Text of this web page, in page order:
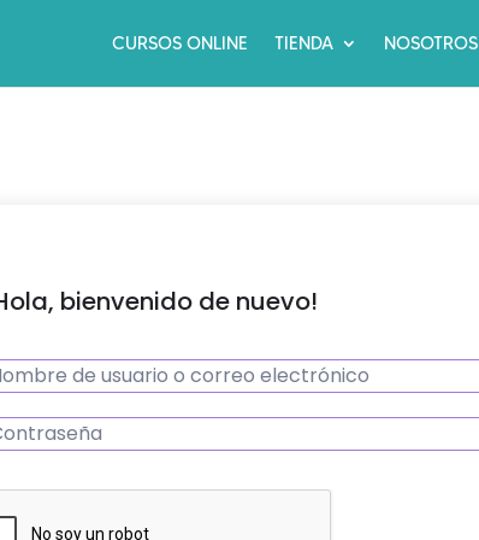
CURSOS ONLINE TIENDA NOSOTROS
bienvenido de nuevo!